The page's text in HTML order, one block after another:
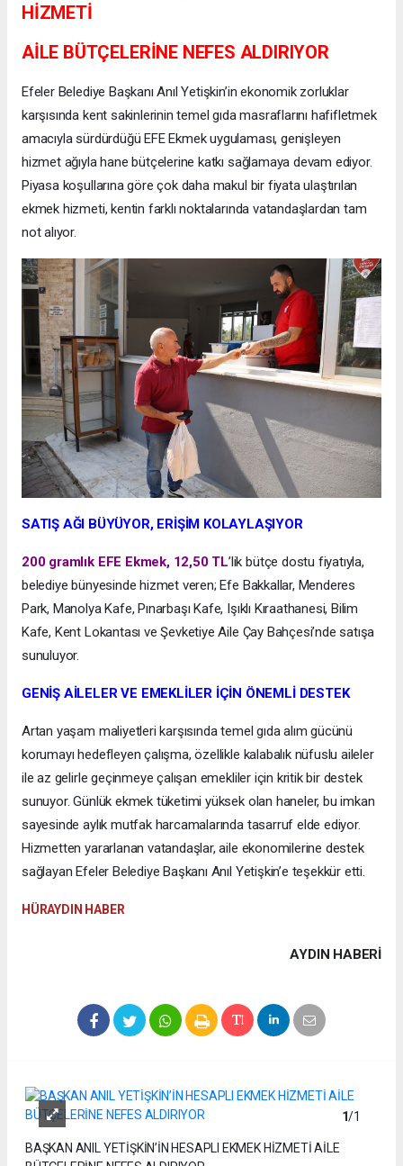
HİZMETİ
AİLE BÜTÇELERİNE NEFES ALDIRIYOR
Efeler Belediye Başkanı Anıl Yetişkin’in ekonomik zorluklar
karşısında kent sakinlerinin temel gıda masraflarını hafifletmek
amacıyla sürdürdüğü EFE Ekmek uygulaması, genişleyen
hizmet ağıyla hane bütçelerine katkı sağlamaya devam ediyor.
Piyasa koşullarına göre çok daha makul bir fiyata ulaştırılan
ekmek hizmeti, kentin farklı noktalarında vatandaşlardan tam
not alıyor.
SATIŞ AĞI BÜYÜYOR, ERİŞİM KOLAYLAŞIYOR
200 gramlık EFE Ekmek, 12,50 TL’lik bütçe dostu fiyatıyla,
belediye bünyesinde hizmet veren; Efe Bakkallar, Menderes
Park, Manolya Kafe, Pınarbaşı Kafe, Işıklı Kıraathanesi, Bilim
Kafe, Kent Lokantası ve Şevketiye Aile Çay Bahçesi’nde satışa
sunuluyor.
GENİŞ AİLELER VE EMEKLİLER İÇİN ÖNEMLİ DESTEK
Artan yaşam maliyetleri karşısında temel gıda alım gücünü
korumayı hedefleyen çalışma, özellikle kalabalık nüfuslu aileler
ile az gelirle geçinmeye çalışan emekliler için kritik bir destek
sunuyor. Günlük ekmek tüketimi yüksek olan haneler, bu imkan
sayesinde aylık mutfak harcamalarında tasarruf elde ediyor.
Hizmetten yararlanan vatandaşlar, aile ekonomilerine destek
sağlayan Efeler Belediye Başkanı Anıl Yetişkin’e teşekkür etti.
HÜRAYDIN HABER
AYDIN HABERİ
1/1
BAŞKAN ANIL YETİŞKİN’İN HESAPLI EKMEK HİZMETİ AİLE